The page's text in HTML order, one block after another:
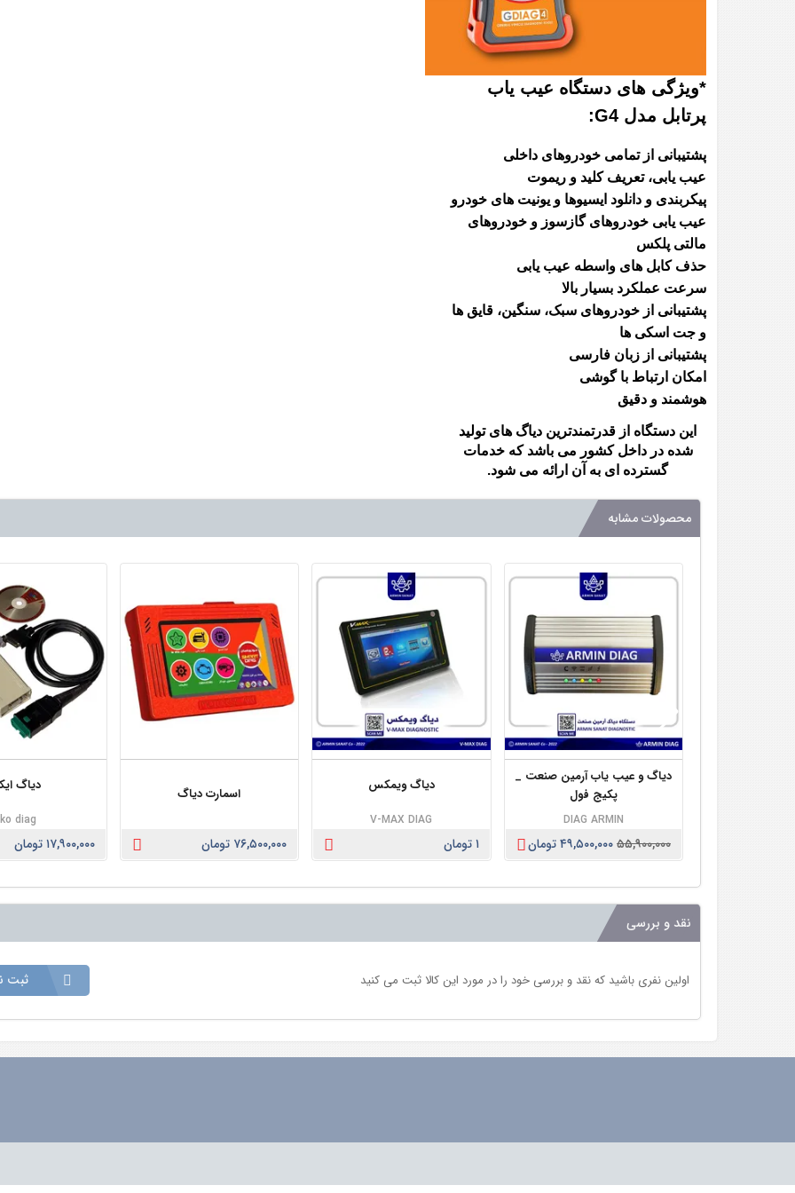
*ویژگی های دستگاه عیب یاب
پرتابل مدل G4:
پشتیبانی از تمامی خودروهای داخلی
عیب یابی، تعریف کلید و ریموت
پیکربندی و دانلود ایسیوها و یونیت های خودرو
عیب یابی خودروهای گازسوز و خودروهای
مالتی پلکس
حذف کابل های واسطه عیب یابی
سرعت عملکرد بسیار بالا
پشتیبانی از خودروهای سبک، سنگین، قایق ها
و جت اسکی ها
پشتیبانی از زبان فارسی
امکان ارتباط با گوشی
هوشمند و دقیق
این دستگاه از قدرتمندترین دیاگ های تولید
شده در داخل کشور می باشد که خدمات
گسترده ای به آن ارائه می شود.
محصولات مشابه
دیاگ و عیب یاب آرمین صنعت _
پکیج فول
DIAG ARMIN
۵۵,۹۰۰,۰۰۰۴۹,۵۰۰,۰۰۰ تومان
دیاگ ویمکس
V-MAX DIAG
۱ تومان
اسمارت دیاگ
۷۶,۵۰۰,۰۰۰ تومان
دیاگ
diag
۱۷,۹۰۰,۰۰۰ تومان
نقد و بررسی
اولین نفری باشید که نقد و بررسی خود را در مورد این کالا ثبت می کنید ثبت